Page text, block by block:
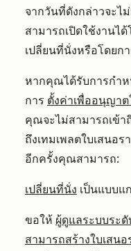
จากวันที่ดังกล่าวจะไ
สามารถเปิดใช้งานได้
เปลี่ยนที่นั่งหรือโดยก
หากคุณได้รับการกำ
การ ตั้งค่าเพื่ออนุญาต
คุณจะไม่สามารถเข้า
ถึงเทมเพลตใบเสนอ
อีกครั้งคุณสามารถ:
เปลี่ยนที่นั่ง เป็นแบบแ
ขอให้ ผู้ดูแลระบบระดั
สามารถสร้างใบเสนอ